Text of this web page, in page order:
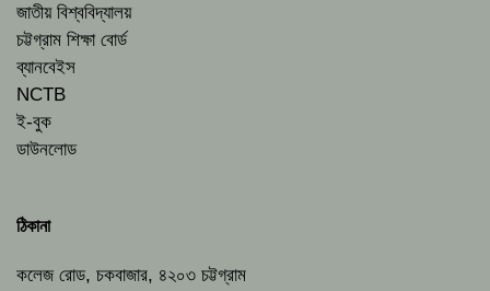
জাতীয় বিশ্ববিদ্যালয়
চট্টগ্রাম শিক্ষা বোর্ড
ব্যানবেইস
NCTB
ই-বুক
ডাউনলোড
ঠিকানা
কলেজ রোড, চকবাজার, ৪২০৩ চট্টগ্রাম